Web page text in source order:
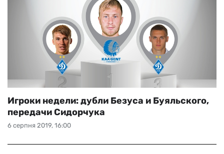
6 серпня 2019, 16:00
Игроки недели: дубли Безуса и Буяльского,
передачи Сидорчука